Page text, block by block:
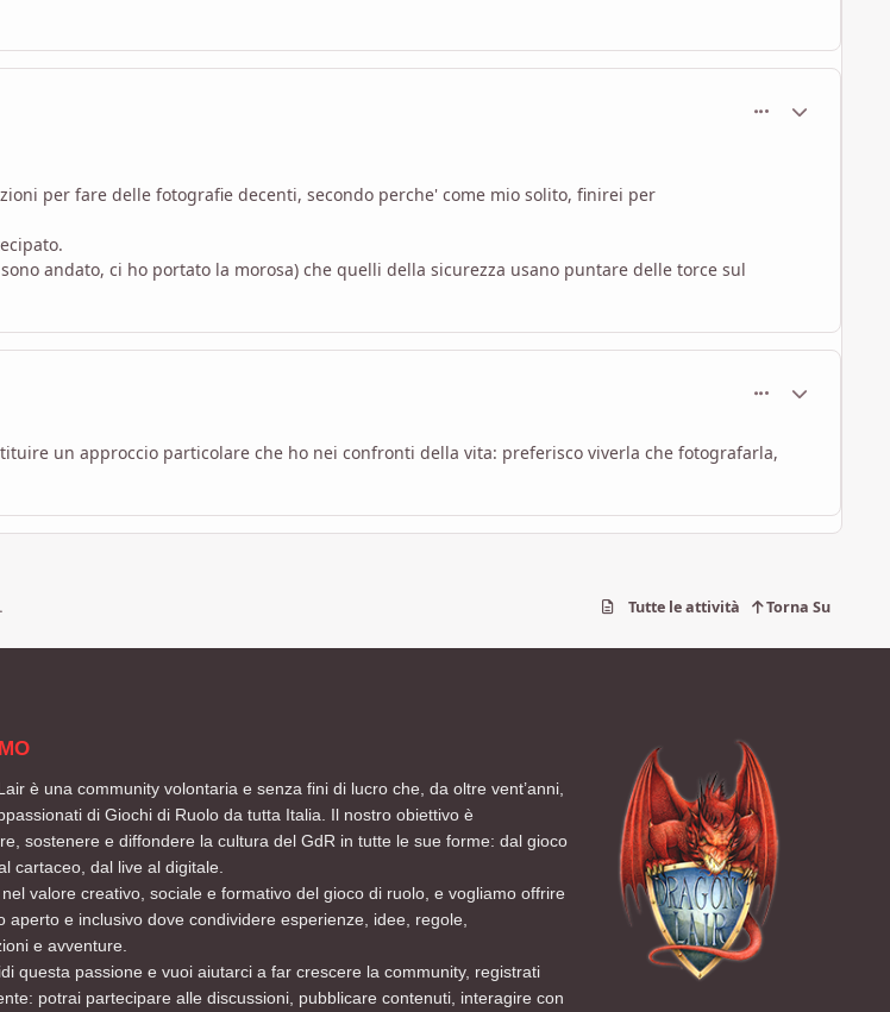
per fare delle fotografie decenti, secondo perche' come mio solito, finirei per
andato, ci ho portato la morosa) che quelli della sicurezza usano puntare delle torce sul
un approccio particolare che ho nei confronti della vita: preferisco viverla che fotografarla,
Tutte le attività Torna Su
è una community volontaria e senza fini di lucro che, da oltre vent’anni,
di Giochi di Ruolo da tutta Italia. Il nostro obiettivo è
sostenere e diffondere la cultura del GdR in tutte le sue forme: dal gioco
cartaceo, dal live al digitale.
valore creativo, sociale e formativo del gioco di ruolo, e vogliamo offrire
aperto e inclusivo dove condividere esperienze, idee, regole,
e avventure.
questa passione e vuoi aiutarci a far crescere la community, registrati
potrai partecipare alle discussioni, pubblicare contenuti, interagire con